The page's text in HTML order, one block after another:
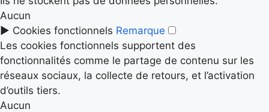
Aucun
► Cookies fonctionnels Remarque
Les cookies fonctionnels supportent des
fonctionnalités comme le partage de contenu sur les
réseaux sociaux, la collecte de retours, et l’activation
d’outils tiers.
Aucun